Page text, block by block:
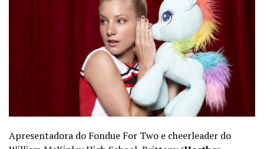
Apresentadora do Fondue For Two e cheerleader do